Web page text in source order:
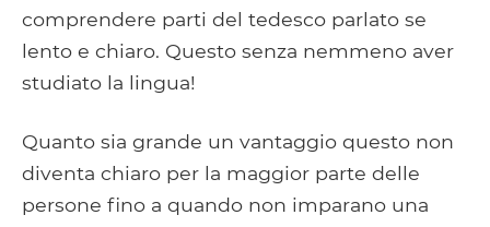
comprendere parti del tedesco parlato se
lento e chiaro. Questo senza nemmeno aver
studiato la lingua!
Quanto sia grande un vantaggio questo non
diventa chiaro per la maggior parte delle
persone fino a quando non imparano una